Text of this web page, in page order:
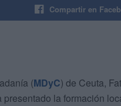
Compartir en
(MDyC) de Ceuta,
la formación